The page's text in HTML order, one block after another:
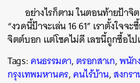
อย่างไรก็ตาม ในตอนท้ายป้าจิ
“งวดนี้ป้าจะเล่น 16 61” เราตั้งใจจ
จิตต์บอก แต่โชคไม่ดี เลขนี้ถูกซื้อไ
Tags:คนธรรมดา,ตรอกสาเก,พนัก
กรุงเทพมหานคร,คนไร้บ้าน,สงกร